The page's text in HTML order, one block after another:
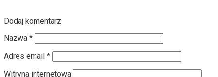
Dodaj komentarz
Nazwa *
Adres email *
Witryna internetowa